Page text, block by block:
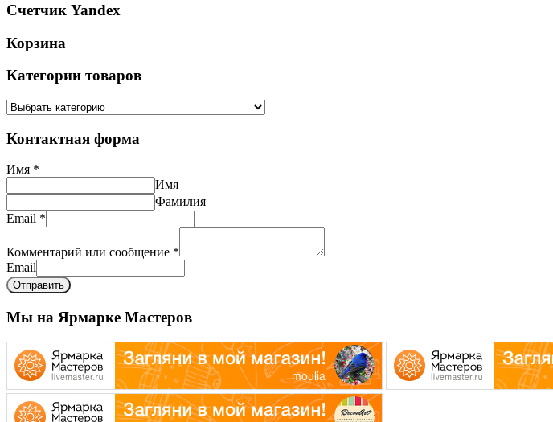
Счетчик Yandex
Корзина
Категории товаров
Контактная форма
Имя *
Имя
Фамилия
Email *
Комментарий или сообщение *
Email
Отправить
Мы на Ярмарке Мастеров